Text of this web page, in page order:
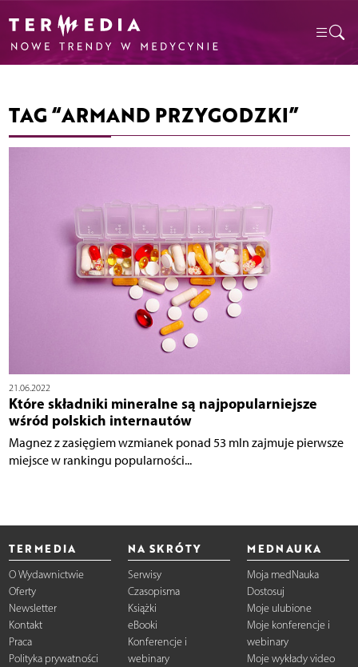
TAG “ARMAND PRZYGODZKI”
21.06.2022
Które składniki mineralne są najpopularniejsze
wśród polskich internautów
Magnez z zasięgiem wzmianek ponad 53 mln zajmuje pierwsze
miejsce w rankingu popularności...
TERMEDIA
O Wydawnictwie
Oferty
Newsletter
Kontakt
Praca
Polityka prywatności
NA SKRÓTY
Serwisy
Czasopisma
Książki
eBooki
Konferencje i
webinary
MEDNAUKA
Moja medNauka
Dostosuj
Moje ulubione
Moje konferencje i
webinary
Moje wykłady video